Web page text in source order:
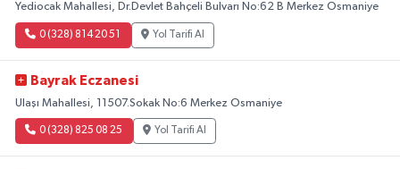
Yediocak Mahallesi, Dr.Devlet Bahçeli Bulvarı No:62 B Merkez Osmaniye
0 (328) 814 20 51 Yol Tarifi Al
Bayrak Eczanesi
Ulaşı Mahallesi, 11507.Sokak No:6 Merkez Osmaniye
0 (328) 825 08 25 Yol Tarifi Al